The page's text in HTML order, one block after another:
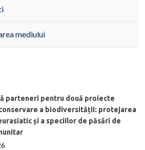
mediului
parteneri pentru două proiecte
a biodiversității: protejarea
și a speciilor de păsări de